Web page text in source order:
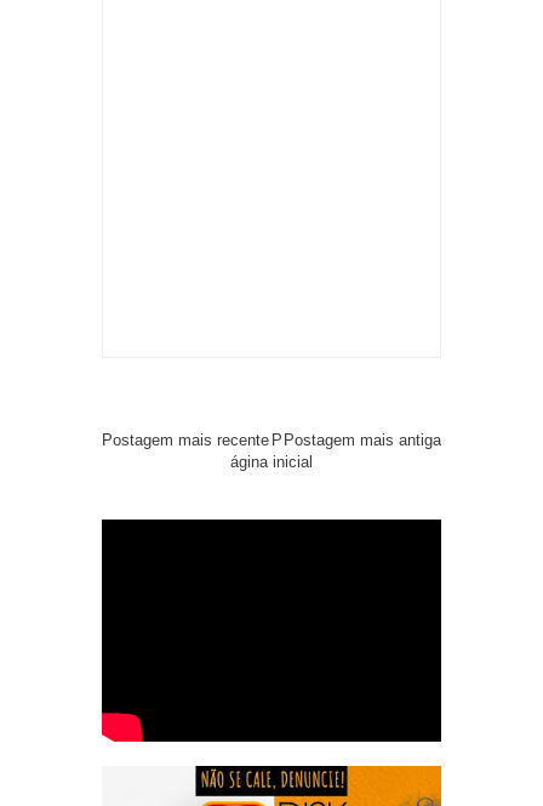
Postagem mais recente Postagem mais antiga
P
ágina inicial